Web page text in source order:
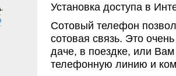
Установка доступа в
Сотовый телефон
сотовая связь. Это
даче, в поездке, или Вам
телефонную линию и